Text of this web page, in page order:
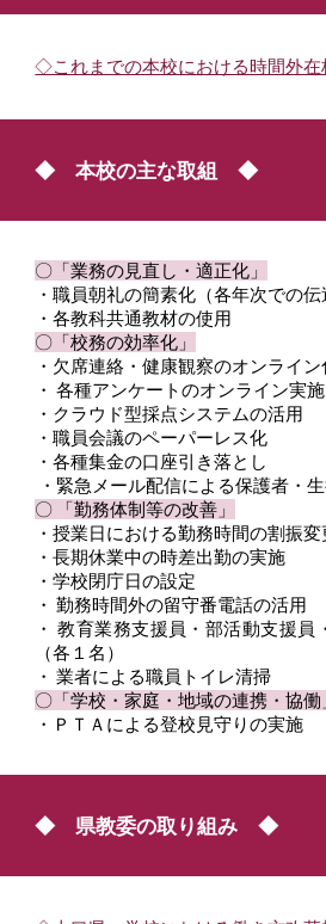
◇これまでの本校における時間外在
◆ 本校の主な取組 ◆
〇「業務の見直し・適正化」
・職員朝礼の簡素化（各年次での伝
・各教科共通教材の使用
〇「校務の効率化」
・欠席連絡・健康観察のオンライン
・ 各種アンケートのオンライン実施
・クラウド型採点システムの活用
・職員会議のペーパーレス化
・各種集金の口座引き落とし
・緊急メール配信による保護者・
〇 「勤務体制等の改善」
・授業日における勤務時間の割振
・長期休業中の時差出勤の実施
・学校閉庁日の設定
・ 勤務時間外の留守番電話の活用
・
教育業務支援員・部活動支援員
（各１名）
・ 業者による職員トイレ清掃
〇「学校・家庭・地域の連携・協働
・ＰＴＡによる登校見守りの実施
◆ 県教委の取り組み ◆